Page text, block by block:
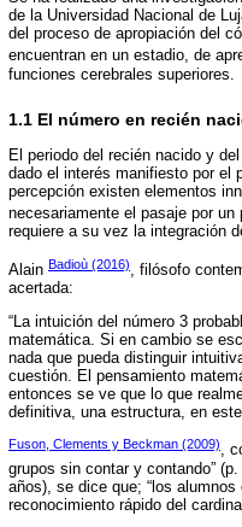
de la Universidad Nacional de
del proceso de apropiación del
encuentran en un estadio, de
funciones cerebrales superiores.
1.1 El número en recién
El periodo del recién nacido y
dado el interés manifiesto por el
percepción existen elementos
necesariamente el pasaje por
requiere a su vez la integración
Alain Badioù (2016)
, filósofo
acertada:
“La intuición del número 3
matemática. Si en cambio se
nada que pueda distinguir
cuestión. El pensamiento
entonces se ve que lo que
definitiva, una estructura, en
Fuson, Clements y Beckman (2009),
grupos sin contar y contando”
años), se dice que; “los
reconocimiento rápido del